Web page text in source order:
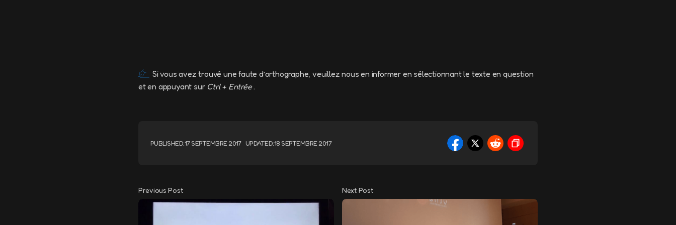
Si vous avez trouvé une faute d’orthographe, veuillez nous en informer en sélectionnant le texte en question
et en appuyant sur Ctrl + Entrée.
PUBLISHED:17 SEPTEMBRE 2017 UPDATED:18 SEPTEMBRE 2017
Previous Post Next Post